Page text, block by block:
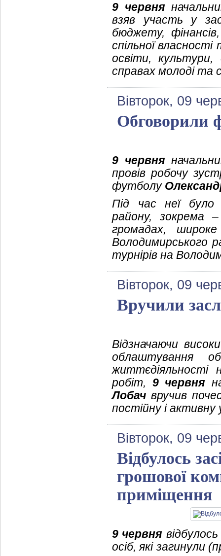
9 червня
взяв участь у
бюджету,
спільної
освіти, культури,
справах молоді та
Вівторок, 09
Обговорили
9 червня
провів робочу
футболу
Під час неї було
району, зокрема
громадах,
Володимирського
турнірів на
Вівторок, 09
Вручили
Відзначаючи
облаштування
життєдіяльності
робіт, 9 червня
Лобач вручив
постійну і активну
Вівторок, 09
Відбулось
грошової
приміщення
9 червня
осіб, які загинули